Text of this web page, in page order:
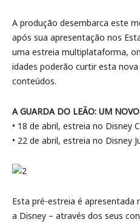
A produção desembarca este
após sua apresentação nos
uma estreia multiplataforma,
idades poderão curtir esta
conteúdos.
A GUARDA DO LEÃO: UM
• 18 de abril, estreia no Disney
• 22 de abril, estreia no Disney
Esta pré-estreia é apresentada
a Disney – através dos seus